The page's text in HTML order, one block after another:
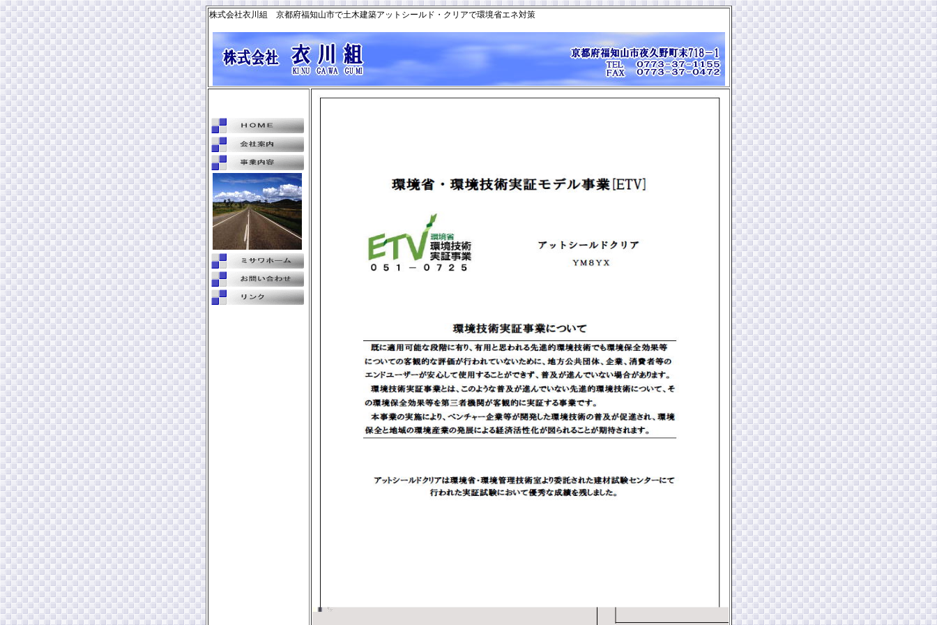
株式会社衣川組 京都府福知山市で土木建築アットシールド・クリアで環境省エネ対策